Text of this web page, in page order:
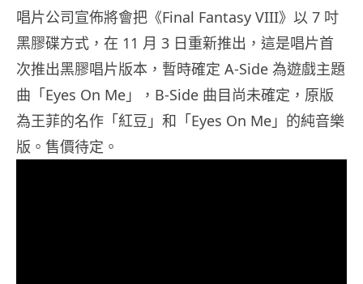
唱片公司宣佈將會把《Final Fantasy VIII》以 7 吋
黑膠碟方式，在 11 月 3 日重新推出，這是唱片首
次推出黑膠唱片版本，暫時確定 A-Side 為遊戲主題
曲「Eyes On Me」，B-Side 曲目尚未確定，原版
為王菲的名作「紅豆」和「Eyes On Me」的純音樂
版。售價待定。